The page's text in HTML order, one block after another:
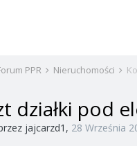
PPR Nieruchomości
działki pod
jajcarzd1 , 28 Września